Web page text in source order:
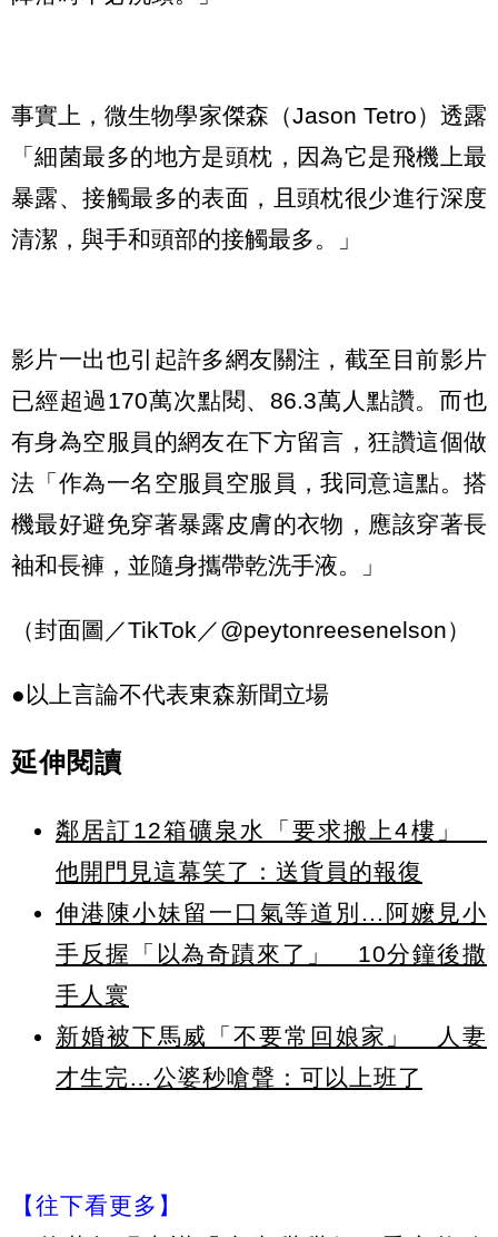
事實上，微生物學家傑森（Jason Tetro）透露
「細菌最多的地方是頭枕，因為它是飛機上最
暴露、接觸最多的表面，且頭枕很少進行深度
清潔，與手和頭部的接觸最多。」
影片一出也引起許多網友關注，截至目前影片
已經超過170萬次點閱、86.3萬人點讚。而也
有身為空服員的網友在下方留言，狂讚這個做
法「作為一名空服員空服員，我同意這點。搭
機最好避免穿著暴露皮膚的衣物，應該穿著長
袖和長褲，並隨身攜帶乾洗手液。」
（封面圖／TikTok／@peytonreesenelson）
●以上言論不代表東森新聞立場
延伸閱讀
鄰居訂12箱礦泉水「要求搬上4樓」
他開門見這幕笑了：送貨員的報復
伸港陳小妹留一口氣等道別...阿嬤見小
手反握「以為奇蹟來了」 10分鐘後撒
手人寰
新婚被下馬威「不要常回娘家」 人妻
才生完…公婆秒嗆聲：可以上班了
【往下看更多】